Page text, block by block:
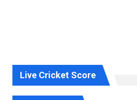
Live Cricket Score